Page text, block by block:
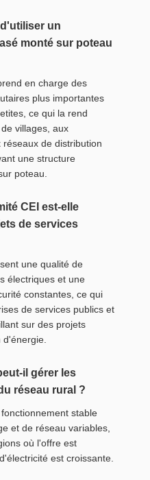
un
monté sur poteau
en charge des
plus importantes
ce qui la rend
villages, aux
de distribution
une structure
poteau.
CEI est-elle
de services
une qualité de
électriques et une
constantes, ce qui
de services publics et
sur des projets
il gérer les
réseau rural ?
stable
et de réseau variables,
où l'offre est
est croissante.